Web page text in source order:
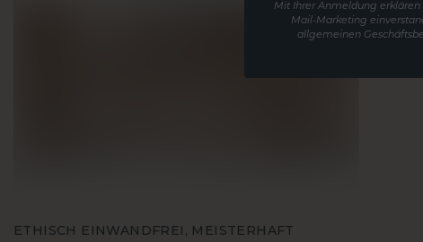
ETHISCH EINWANDFREI, MEISTERHAFT
Mit Ihrer Anmeldung erklären
Mail-Marketing
allgemeinen